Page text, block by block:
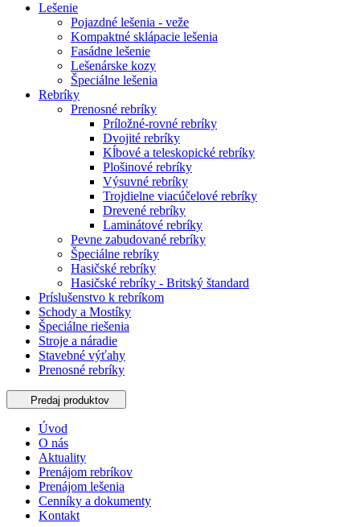
Lešenie
Pojazdné lešenia - veže
Kompaktné sklápacie lešenia
Fasádne lešenie
Lešenárske kozy
Špeciálne lešenia
Rebríky
Prenosné rebríky
Príložné-rovné rebríky
Dvojité rebríky
Kĺbové a teleskopické rebríky
Plošinové rebríky
Výsuvné rebríky
Trojdielne viacúčelové rebríky
Drevené rebríky
Laminátové rebríky
Pevne zabudované rebríky
Špeciálne rebríky
Hasičské rebríky
Hasičské rebríky - Britský štandard
Príslušenstvo k rebríkom
Schody a Mostíky
Špeciálne riešenia
Stroje a náradie
Stavebné výťahy
Prenosné rebríky
Predaj produktov
Úvod
O nás
Aktuality
Prenájom rebríkov
Prenájom lešenia
Cenníky a dokumenty
Kontakt